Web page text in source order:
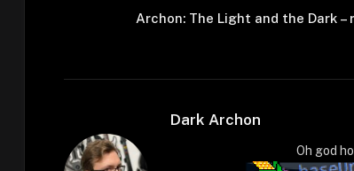
Archon: The Light and the Dark –
Dark Archon
Oh god